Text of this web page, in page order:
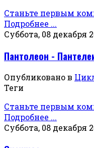
Станьте первым
Подробнее ...
Суббота, 08 декабря
Пантолеон -
Опубликовано в
Теги
Станьте первым
Подробнее ...
Суббота, 08 декабря